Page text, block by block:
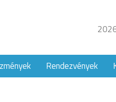
Rendezvények